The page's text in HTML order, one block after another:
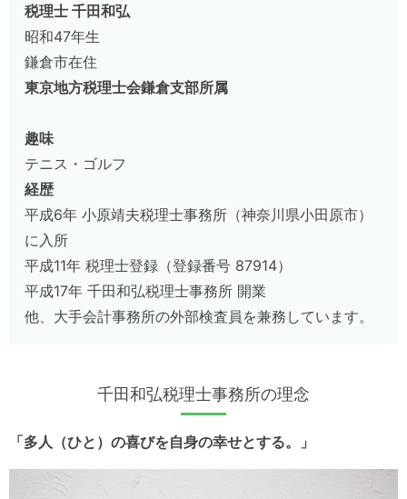
税理士 千田和弘
昭和47年生
鎌倉市在住
東京地方税理士会鎌倉支部所属
趣味
テニス・ゴルフ
経歴
平成6年 小原靖夫税理士事務所（神奈川県小田原市）
に入所
平成11年 税理士登録（登録番号 87914）
平成17年 千田和弘税理士事務所 開業
他、大手会計事務所の外部検査員を兼務しています。
千田和弘税理士事務所の理念
「多人（ひと）の喜びを自身の幸せとする。」